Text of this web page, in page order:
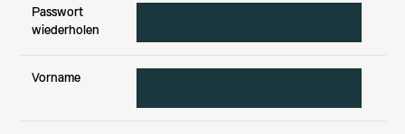
Passwort
wiederholen
Vorname